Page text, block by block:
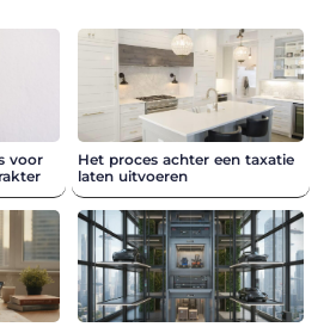
voor
Het proces achter een taxatie
laten uitvoeren